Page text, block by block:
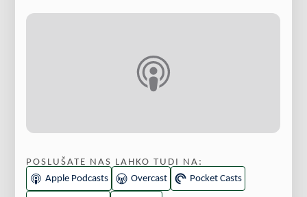
POSLUŠATE NAS LAHKO TUDI NA:
Apple Podcasts
Overcast Pocket Casts